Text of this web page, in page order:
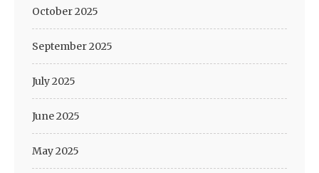
October 2025
September 2025
July 2025
June 2025
May 2025